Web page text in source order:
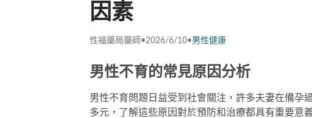
因素
性福藥局藥師•2026/6/10•男性健康
男性不育的常見原因分析
男性不育問題日益受到社會關注，許多夫妻在備孕
多元，了解這些原因對於預防和治療都具有重要意